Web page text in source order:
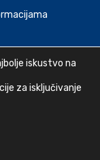
pridržana
iskustvo na
za isključivanje